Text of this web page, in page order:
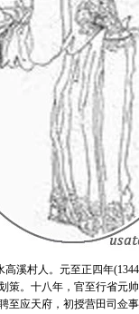
村人。元至正四年
策。十八年，官至行省元
至应天府，初授营田司佥